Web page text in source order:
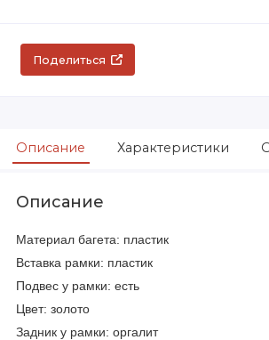
Поделиться
Описание Характеристики
Описание
Материал багета: пластик
Вставка рамки: пластик
Подвес у рамки: есть
Цвет: золото
Задник у рамки: оргалит